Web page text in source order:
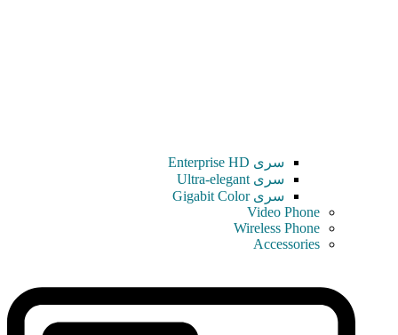
سری Enterprise HD
سری Ultra-elegant
سری Gigabit Color
Video Phone
Wireless Phone
Accessories